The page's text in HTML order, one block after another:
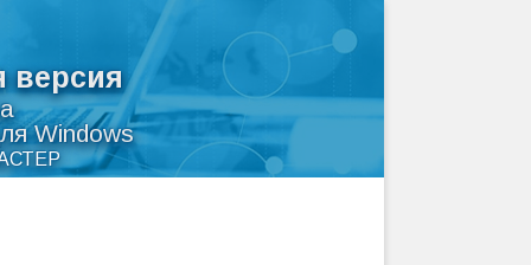
версия
Windows